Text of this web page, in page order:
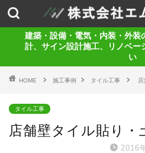
建築・設備・電気・内装・外装
計、サイン設計施工、リノベー
い
HOME 施工事例 タイル工事
タイル工事
店舗壁タイル貼り・
2016